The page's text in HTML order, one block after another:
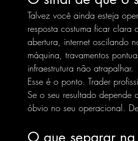
Talvez você ainda esteja
resposta costuma ficar clara
abertura, internet oscilando
máquina, travamentos
infraestrutura não atrapalhar.
Esse é o ponto. Trader
Se o seu resultado depende
óbvio no seu operacional.
O que separar